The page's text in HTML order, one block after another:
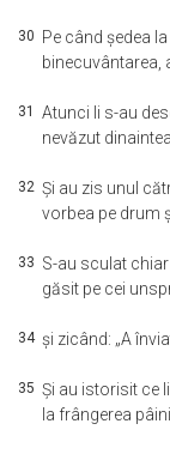
30 Pe când şedea
binecuvântarea,
31 Atunci li s-au
nevăzut
32 Şi au zis unul
vorbea pe drum
33 S-au sculat
găsit pe cei
34 şi zicând: „A
35 Şi au istorisit ce
la frângerea